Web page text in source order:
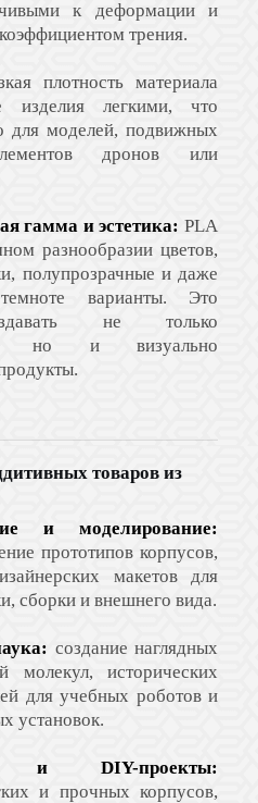
к деформации и
трения.
плотность материала
изделия легкими, что
для моделей, подвижных
дронов или
гамма и эстетика: PLA
разнообразии цветов,
полупрозрачные и даже
варианты. Это
не только
но и визуально
товаров из
и моделирование:
прототипов корпусов,
макетов для
сборки и внешнего вида.
создание наглядных
молекул, исторических
для учебных роботов и
установок.
и DIY-проекты:
и прочных корпусов,